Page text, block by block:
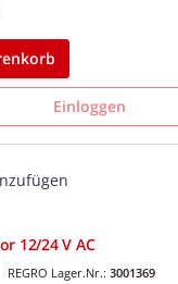
Einloggen
12/24 V AC
REGRO Lager.Nr.: 3001369